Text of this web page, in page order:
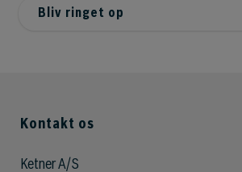
Bliv ringet op
Kontakt os
Ketner A/S